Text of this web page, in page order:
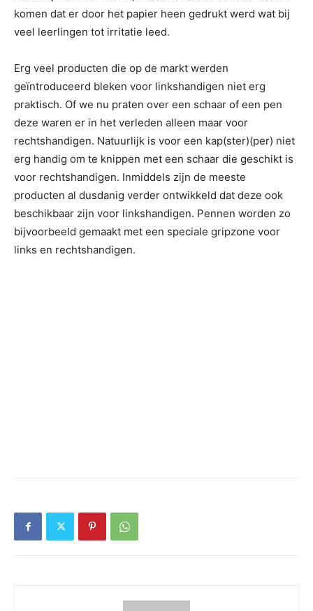
komen dat er door het papier heen gedrukt werd wat bij
veel leerlingen tot irritatie leed.
Erg veel producten die op de markt werden
geïntroduceerd bleken voor linkshandigen niet erg
praktisch. Of we nu praten over een schaar of een pen
deze waren er in het verleden alleen maar voor
rechtshandigen. Natuurlijk is voor een kap(ster)(per) niet
erg handig om te knippen met een schaar die geschikt is
voor rechtshandigen. Inmiddels zijn de meeste
producten al dusdanig verder ontwikkeld dat deze ook
beschikbaar zijn voor linkshandigen. Pennen worden zo
bijvoorbeeld gemaakt met een speciale gripzone voor
links en rechtshandigen.